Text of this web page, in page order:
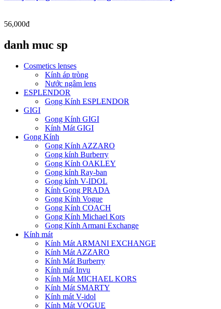
56,000đ
danh muc sp
Cosmetics lenses
Kính áp tròng
Nước ngâm lens
ESPLENDOR
Gọng Kính ESPLENDOR
GIGI
Gọng Kính GIGI
Kính Mát GIGI
Gọng Kính
Gọng Kính AZZARO
Gọng kính Burberry
Gọng Kính OAKLEY
Gọng kính Ray-ban
Gọng kính V-IDOL
Kính Gọng PRADA
Gọng Kính Vogue
Gọng Kính COACH
Gọng Kính Michael Kors
Gọng Kính Armani Exchange
Kính mát
Kính Mát ARMANI EXCHANGE
Kính Mát AZZARO
Kính Mát Burberry
Kính mát Invu
Kính Mát MICHAEL KORS
Kính Mát SMARTY
Kính mát V-idol
Kính Mát VOGUE